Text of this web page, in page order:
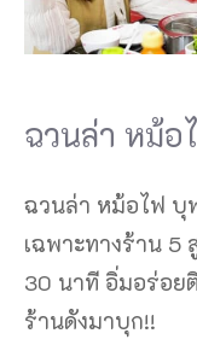
ฉวนล่า หม้อ
ฉวนล่า หม้อไฟ บุ
เฉพาะทางร้าน 5
30 นาที อิ่มอร่อย
ร้านดังมาบุก!!